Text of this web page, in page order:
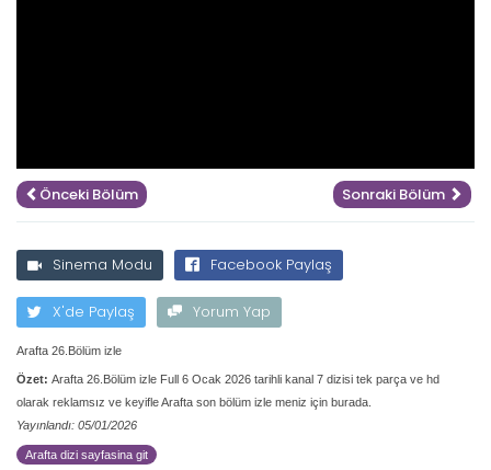
Önceki Bölüm Sonraki Bölüm
Sinema Modu Facebook Paylaş
X'de Paylaş Yorum Yap
Arafta 26.Bölüm izle
Özet: Arafta 26.Bölüm izle Full 6 Ocak 2026 tarihli kanal 7 dizisi tek parça ve hd
olarak reklamsız ve keyifle Arafta son bölüm izle meniz için burada.
Yayınlandı: 05/01/2026
Arafta dizi sayfasina git